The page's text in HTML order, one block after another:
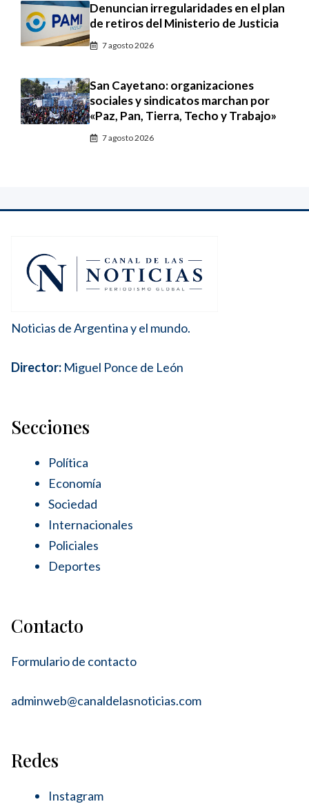
Denuncian irregularidades en el plan
de retiros del Ministerio de Justicia
7 agosto 2026
San Cayetano: organizaciones
sociales y sindicatos marchan por
«Paz, Pan, Tierra, Techo y Trabajo»
7 agosto 2026
Noticias de Argentina y el mundo.
Director: Miguel Ponce de León
Secciones
Política
Economía
Sociedad
Internacionales
Policiales
Deportes
Contacto
Formulario de contacto
adminweb@canaldelasnoticias.com
Redes
Instagram